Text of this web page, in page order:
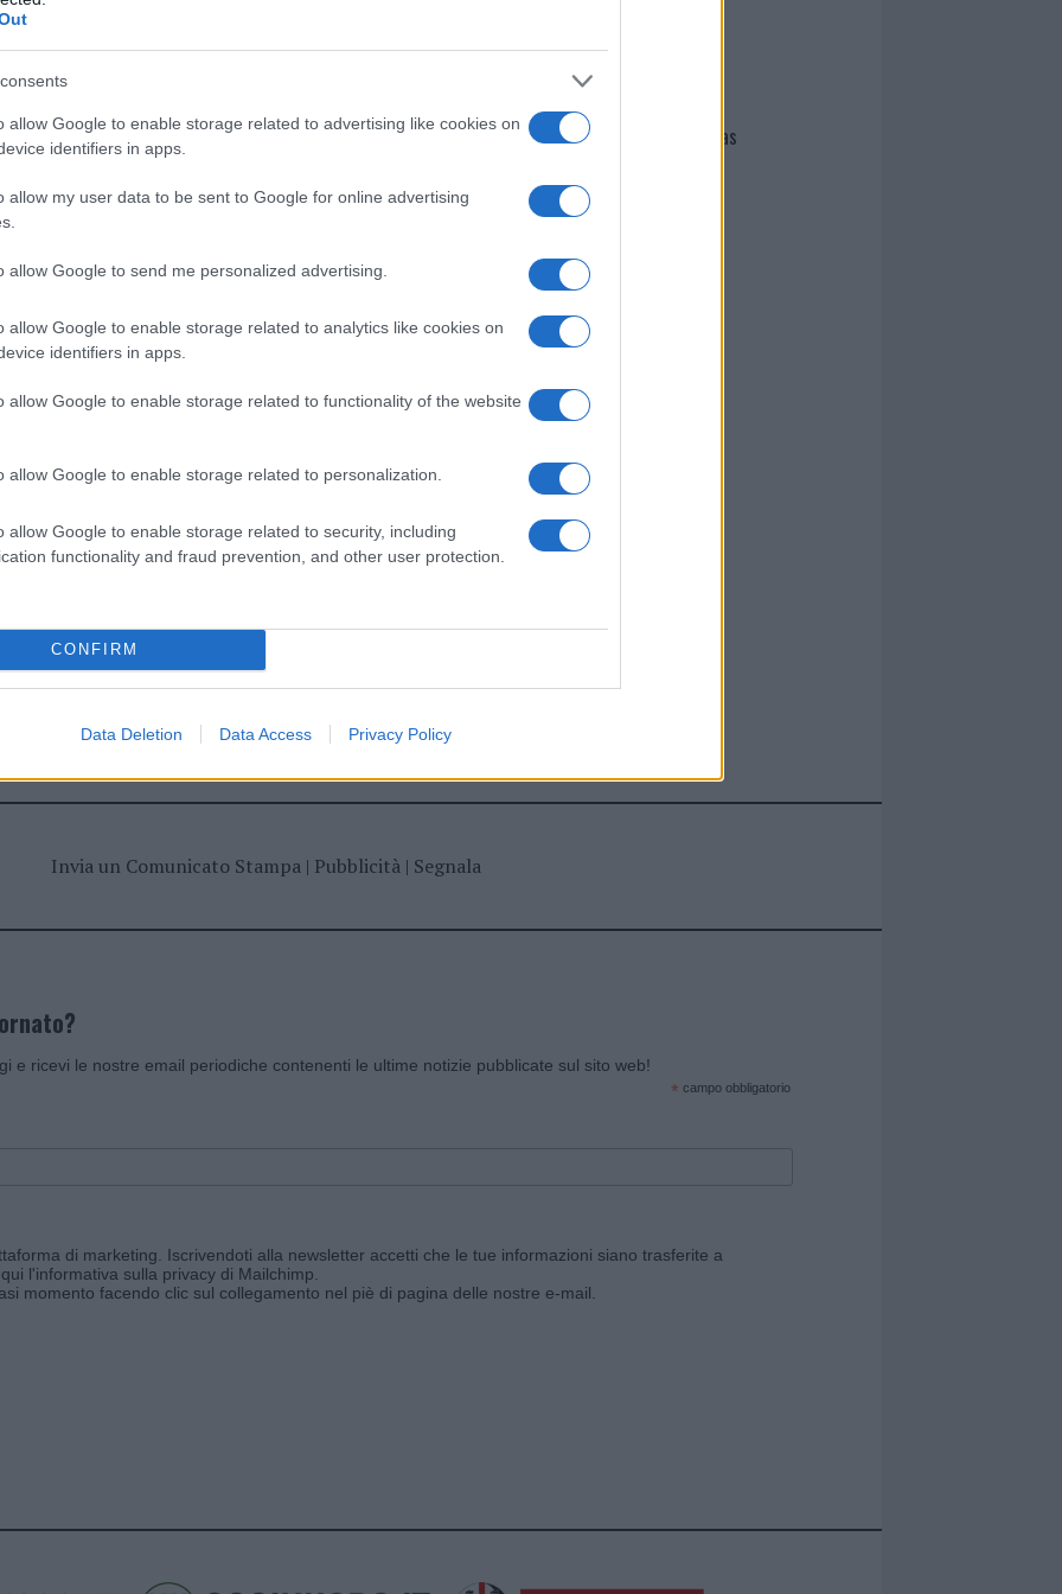
allow Google to enable storage related to advertising like cookies on
identifiers in apps.
allow my user data to be sent to Google for online advertising
allow Google to send me personalized advertising.
allow Google to enable storage related to analytics like cookies on
identifiers in apps.
allow Google to enable storage related to functionality of the website
allow Google to enable storage related to personalization.
allow Google to enable storage related to security, including
functionality and fraud prevention, and other user protection.
CONFIRM
Data Deletion Data Access Privacy Policy
in tutte le Regioni d’Italia,
di esercizio cinematografico,dai
i circa
che in questo momento è costretto a
chiuse, le prime visioni ferme.
cliccandoqui
nella sezioneLogindal menù del sito o
Giovannimaria Cabras
Invia un Comunicato Stampa| Pubblicità| Segnala
e ricevi le nostre email periodiche contenenti le ultime notizie pubblicate sul sito web!
* campo obbligatorio
di marketing. Iscrivendoti alla newsletter accetti che le tue informazioni siano trasferite a
l'informativa sulla privacy di Mailchimp
momento facendo clic sul collegamento nel piè di pagina delle nostre e-mail.